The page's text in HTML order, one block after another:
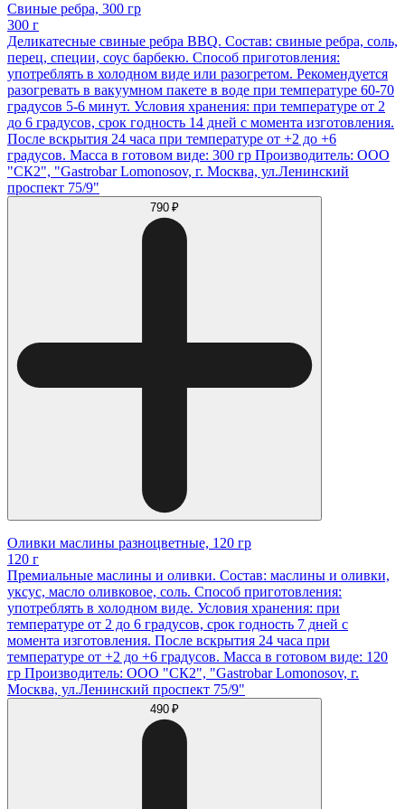
Свиные ребра, 300 гр
300 г
Деликатесные свиные ребра BBQ. Состав: свиные ребра, соль,
перец, специи, соус барбекю. Способ приготовления:
употреблять в холодном виде или разогретом. Рекомендуется
разогревать в вакуумном пакете в воде при температуре 60-70
градусов 5-6 минут. Условия хранения: при температуре от 2
до 6 градусов, срок годность 14 дней с момента изготовления.
После вскрытия 24 часа при температуре от +2 до +6
градусов. Масса в готовом виде: 300 гр Производитель: ООО
"СК2", "Gastrobar Lomonosov, г. Москва, ул.Ленинский
проспект 75/9"
790 ₽
Оливки маслины разноцветные, 120 гр
120 г
Премиальные маслины и оливки. Состав: маслины и оливки,
уксус, масло оливковое, соль. Способ приготовления:
употреблять в холодном виде. Условия хранения: при
температуре от 2 до 6 градусов, срок годность 7 дней с
момента изготовления. После вскрытия 24 часа при
температуре от +2 до +6 градусов. Масса в готовом виде: 120
гр Производитель: ООО "СК2", "Gastrobar Lomonosov, г.
Москва, ул.Ленинский проспект 75/9"
490 ₽